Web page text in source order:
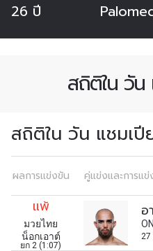
26 ปี
สถิติใน วั
สถิติใน วัน แชมเ
ผลการแข่งขัน คู่แข่งและการแข่
แพ้
มวยไทย
น็อกเอาต์
ยก 2 (1:07)
อ
27
คู่แข่ง
สมัครเพื่อไม่พล
เพื่อไม่พลาดข่าวสารของ
เพื่อรับข้อมูลอัปเดตล่าสุ
และสิทธิพิเศษในการเลื
อีเมล